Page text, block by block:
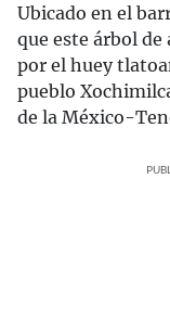
Ubicado en el
que este árbol
por el huey
pueblo
de la México-